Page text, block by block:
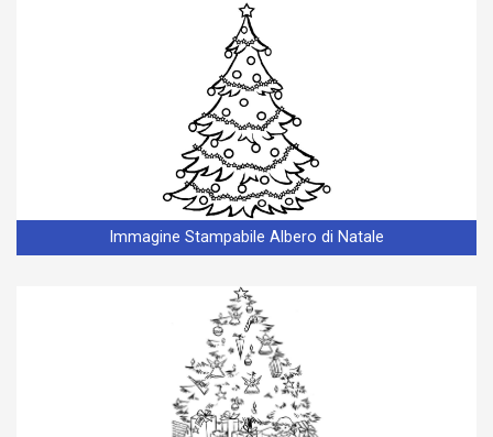
Immagine Stampabile Albero di Natale